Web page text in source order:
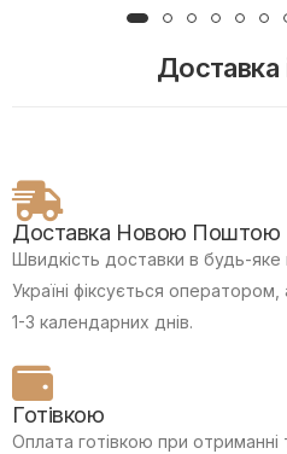
Доставка
Доставка Новою Поштою
Швидкість доставки в будь-яке
Україні фіксується
1-3 календарних днів.
Готівкою
Оплата готівкою при отриманні